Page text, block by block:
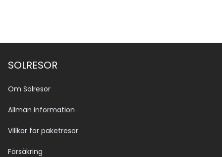
SOLRESOR
Om Solresor
Allmän information
Villkor för paketresor
Försäkring